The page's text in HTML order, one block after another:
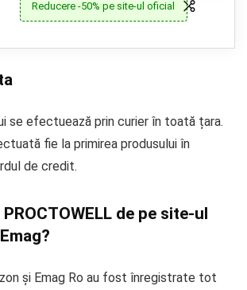
Reducere -50% pe site-ul oficial
se efectuează prin curier în toată țara.
fie la primirea produsului în
de credit.
de pe site-ul
și Emag Ro au fost înregistrate tot